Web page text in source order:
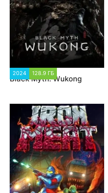
2024 128.9 ГБ
Black Myth: Wukong